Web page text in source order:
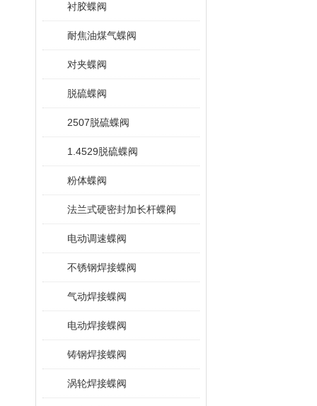
衬胶蝶阀
耐焦油煤气蝶阀
对夹蝶阀
脱硫蝶阀
2507脱硫蝶阀
1.4529脱硫蝶阀
粉体蝶阀
法兰式硬密封加长杆蝶阀
电动调速蝶阀
不锈钢焊接蝶阀
气动焊接蝶阀
电动焊接蝶阀
铸钢焊接蝶阀
涡轮焊接蝶阀